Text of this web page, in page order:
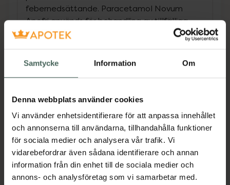
Samtycke Information Om
Denna webbplats använder cookies
Vi använder enhetsidentifierare för att anpassa innehållet
och annonserna till användarna, tillhandahålla funktioner
för sociala medier och analysera vår trafik. Vi
vidarebefordrar även sådana identifierare och annan
information från din enhet till de sociala medier och
annons- och analysföretag som vi samarbetar med.
febernedsättande. Paracetamol Novum
Apofri används för behandling av tillfälliga
feber- och smärttillstånd av lindrig art, till
tandvärk, menstruationssmärtor, muskel- och
ledvärk.
Paracetamol Novum Apofri ger snabbare
effekt än traditionella tabletter med
paracetamol med en effekt inom 15-20
minuter. Kan användas av personer med
känslig mage eller magsår samt personer
med ökad blödningsbenägenhet.
Apofri Paracetamol Novum 500 mg ska inte